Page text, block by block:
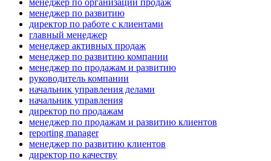
менеджер по организации продаж
менеджер по развитию
директор по работе с клиентами
главный менеджер
менеджер активных продаж
менеджер по развитию компании
менеджер по продажам и развитию
руководитель компании
начальник управления делами
начальник управления
директор по продажам
менеджер по продажам и развитию клиентов
reporting manager
менеджер по развитию клиентов
директор по качеству